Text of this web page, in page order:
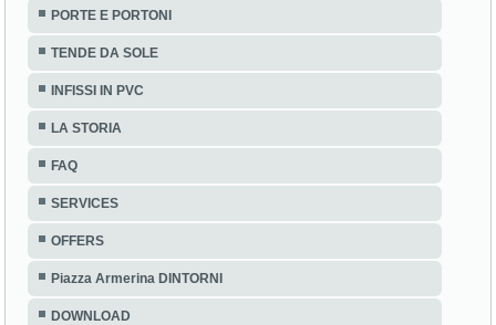
PORTE E PORTONI
TENDE DA SOLE
INFISSI IN PVC
LA STORIA
FAQ
SERVICES
OFFERS
Piazza Armerina DINTORNI
DOWNLOAD